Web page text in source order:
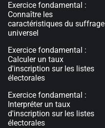
Exercice fondamental :
Connaître les
caractéristiques du suffrage
universel
Exercice fondamental :
Calculer un taux
d'inscription sur les listes
électorales
Exercice fondamental :
Interpréter un taux
d'inscription sur les listes
électorales